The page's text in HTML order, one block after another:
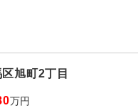
旭町2丁目
万円